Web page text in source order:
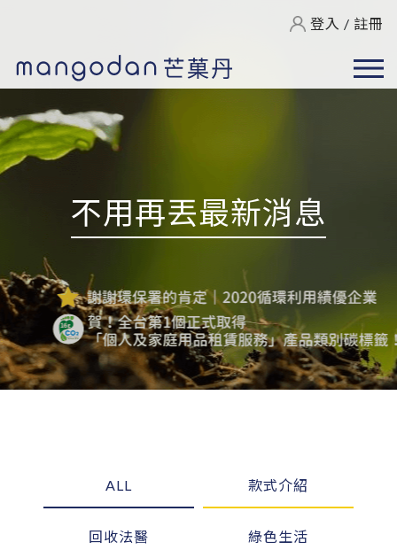
登入 / 註冊
不用再丟最新消息
ALL 款式介紹
回收法醫 綠色生活